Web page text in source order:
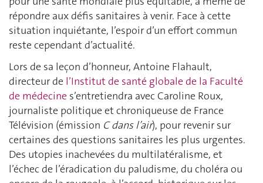
répondre aux défis sanitaires à venir. Face à cette
situation inquiétante, l’espoir d’un effort commun
reste cependant d’actualité.
Lors de sa leçon d’honneur, Antoine Flahault,
directeur de l’Institut de santé globale de la Faculté
de médecine s’entretiendra avec Caroline Roux,
journaliste politique et chroniqueuse de France
Télévision (émission C dans l’air), pour revenir sur
certaines des questions sanitaires les plus urgentes.
Des utopies inachevées du multilatéralisme, et
l’échec de l’éradication du paludisme, du choléra ou